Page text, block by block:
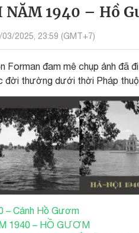
NĂM 1940 – Hồ
2025, 23:59 (GMT+7)
Forman đam mê chụp ảnh đã
đời thường dưới thời Pháp
– Cảnh Hồ Gươm
1940 – HỒ GƯƠM